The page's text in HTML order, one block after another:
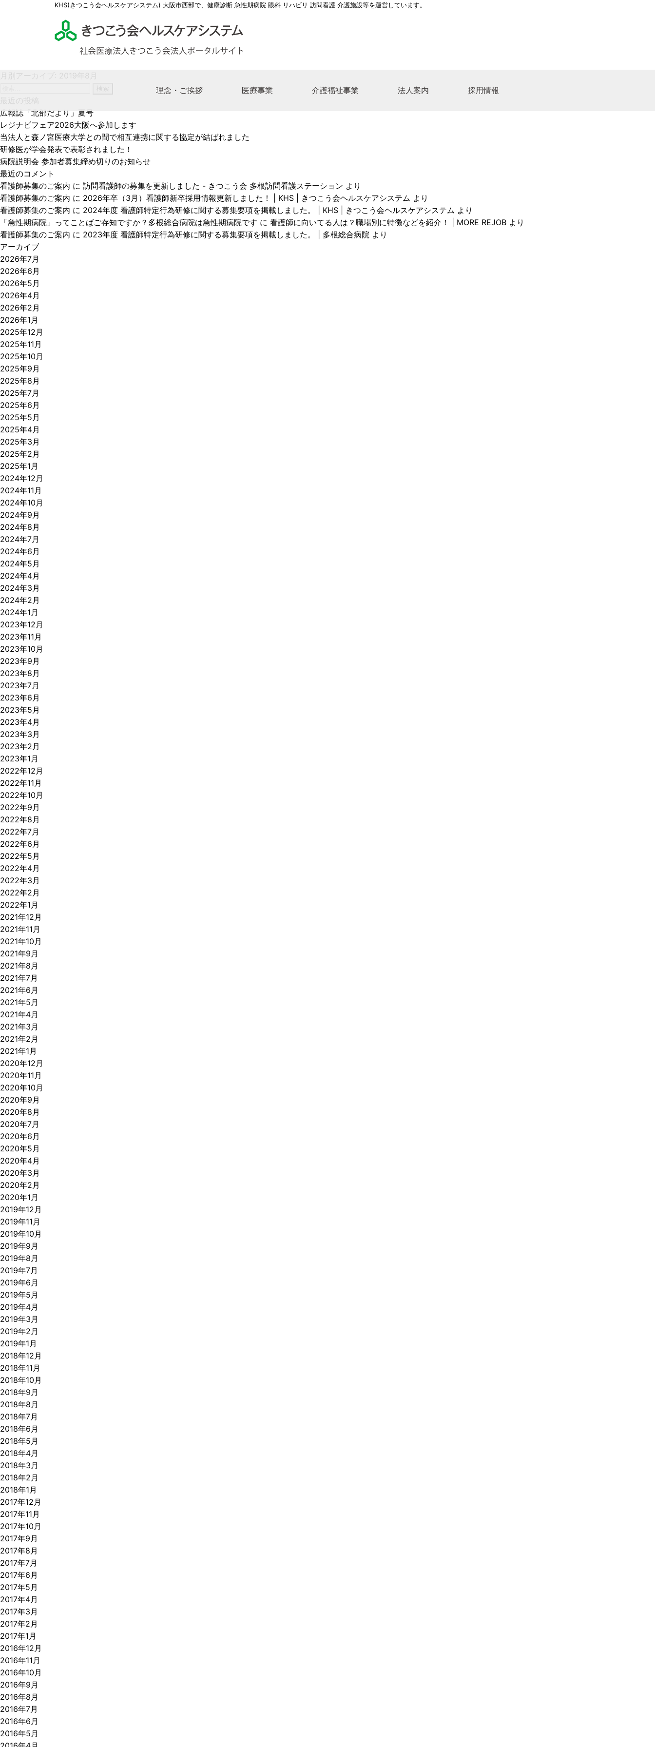
KHS(きつこう会ヘルスケアシステム) 大阪市西部で、健康診断 急性期病院 眼科 リハビリ 訪問看護 介護施設等を運営しています。
理念・ご挨拶
KHSの理念
医療事業
多根第二病院
介護福祉事業
特別養護老人ホーム江之子島コスモス苑
中央区北部地域包括支援センター
法人案内
社会福祉法人 亀望会（きぼうかい）
採用情報
医師の求人
医療技術職の求人
人間ドック･健診スタッフ求人
月別アーカイブ: 2019年8月
索:最近の投稿
広報誌「北部だより」夏号
レジナビフェア2026大阪へ参加します
当法人と森ノ宮医療大学との間で相互連携に関する協定が結ばれました
研修医が学会発表で表彰されました！
病院説明会 参加者募集締め切りのお知らせ
最近のコメント
看護師募集のご案内 に 訪問看護師の募集を更新しました - きつこう会 多根訪問看護ステーション より
看護師募集のご案内 に 2026年卒（3月）看護師新卒採用情報更新しました！ | KHS | きつこう会ヘルスケアシステム より
看護師募集のご案内 に 2024年度 看護師特定行為研修に関する募集要項を掲載しました。 | KHS | きつこう会ヘルスケアシステム より
「急性期病院」ってことばご存知ですか？多根総合病院は急性期病院です に 看護師に向いてる人は？職場別に特徴などを紹介！ | MORE REJOB より
看護師募集のご案内 に 2023年度 看護師特定行為研修に関する募集要項を掲載しました。 | 多根総合病院 より
アーカイブ
2026年7月
2026年6月
2026年5月
2026年4月
2026年2月
2026年1月
2025年12月
2025年11月
2025年10月
2025年9月
2025年8月
2025年7月
2025年6月
2025年5月
2025年4月
2025年3月
2025年2月
2025年1月
2024年12月
2024年11月
2024年10月
2024年9月
2024年8月
2024年7月
2024年6月
2024年5月
2024年4月
2024年3月
2024年2月
2024年1月
2023年12月
2023年11月
2023年10月
2023年9月
2023年8月
2023年7月
2023年6月
2023年5月
2023年4月
2023年3月
2023年2月
2023年1月
2022年12月
2022年11月
2022年10月
2022年9月
2022年8月
2022年7月
2022年6月
2022年5月
2022年4月
2022年3月
2022年2月
2022年1月
2021年12月
2021年11月
2021年10月
2021年9月
2021年8月
2021年7月
2021年6月
2021年5月
2021年4月
2021年3月
2021年2月
2021年1月
2020年12月
2020年11月
2020年10月
2020年9月
2020年8月
2020年7月
2020年6月
2020年5月
2020年4月
2020年3月
2020年2月
2020年1月
2019年12月
2019年11月
2019年10月
2019年9月
2019年8月
2019年7月
2019年6月
2019年5月
2019年4月
2019年3月
2019年2月
2019年1月
2018年12月
2018年11月
2018年10月
2018年9月
2018年8月
2018年7月
2018年6月
2018年5月
2018年4月
2018年3月
2018年2月
2018年1月
2017年12月
2017年11月
2017年10月
2017年9月
2017年8月
2017年7月
2017年6月
2017年5月
2017年4月
2017年3月
2017年2月
2017年1月
2016年12月
2016年11月
2016年10月
2016年9月
2016年8月
2016年7月
2016年6月
2016年5月